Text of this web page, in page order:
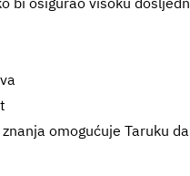
omogućuje Taruku